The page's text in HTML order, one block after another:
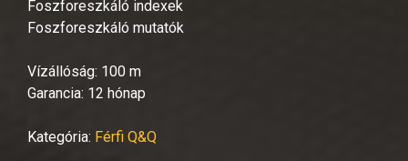
Foszforeszkáló indexek
Foszforeszkáló mutatók
Vízállóság: 100 m
Garancia: 12 hónap
Kategória: Férfi Q&Q